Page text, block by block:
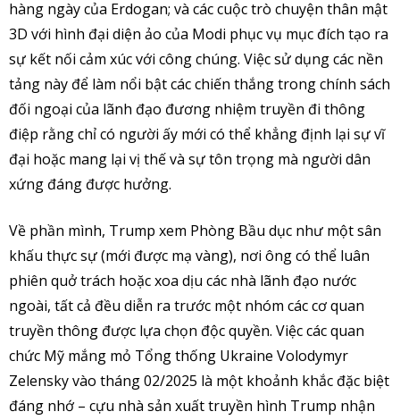
hàng ngày của Erdogan; và các cuộc trò chuyện thân mật
3D với hình đại diện ảo của Modi phục vụ mục đích tạo ra
sự kết nối cảm xúc với công chúng. Việc sử dụng các nền
tảng này để làm nổi bật các chiến thắng trong chính sách
đối ngoại của lãnh đạo đương nhiệm truyền đi thông
điệp rằng chỉ có người ấy mới có thể khẳng định lại sự vĩ
đại hoặc mang lại vị thế và sự tôn trọng mà người dân
xứng đáng được hưởng.
Về phần mình, Trump xem Phòng Bầu dục như một sân
khấu thực sự (mới được mạ vàng), nơi ông có thể luân
phiên quở trách hoặc xoa dịu các nhà lãnh đạo nước
ngoài, tất cả đều diễn ra trước một nhóm các cơ quan
truyền thông được lựa chọn độc quyền. Việc các quan
chức Mỹ mắng mỏ Tổng thống Ukraine Volodymyr
Zelensky vào tháng 02/2025 là một khoảnh khắc đặc biệt
đáng nhớ – cựu nhà sản xuất truyền hình Trump nhận